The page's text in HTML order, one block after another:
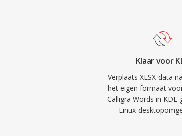
Klaar voor
Verplaats XLSX-data
het eigen formaat
Calligra Words in KDE-
Linux-